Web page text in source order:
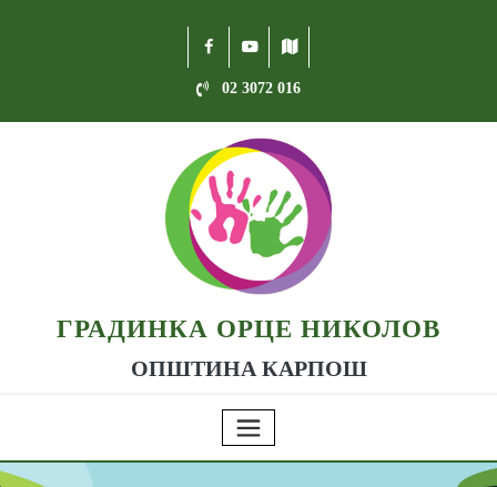
02 3072 016
ГРАДИНКА ОРЦЕ НИКОЛОВ
ОПШТИНА КАРПОШ